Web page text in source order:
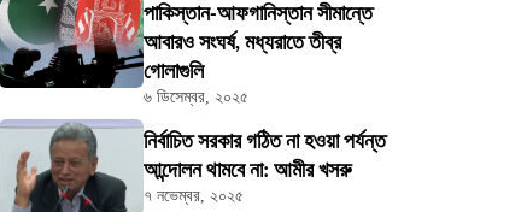
পাকিস্তান-আফগানিস্তান সীমান্তে
আবারও সংঘর্ষ, মধ্যরাতে তীব্র
গোলাগুলি
৬ ডিসেম্বর, ২০২৫
নির্বাচিত সরকার গঠিত না হওয়া পর্যন্ত
আন্দোলন থামবে না: আমীর খসরু
৭ নভেম্বর, ২০২৫